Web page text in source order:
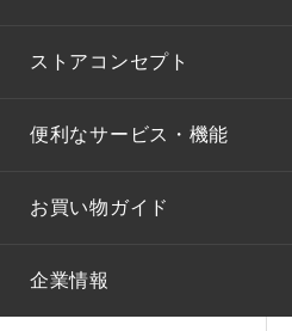
ストアコンセプト
便利なサービス・機能
お買い物ガイド
企業情報